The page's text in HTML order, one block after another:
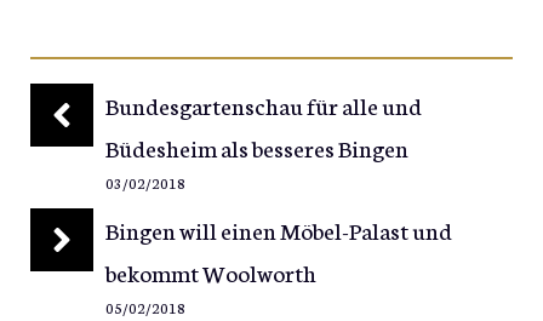
Bundesgartenschau für alle und
Büdesheim als besseres Bingen
03/02/2018
Bingen will einen Möbel-Palast und
bekommt Woolworth
05/02/2018